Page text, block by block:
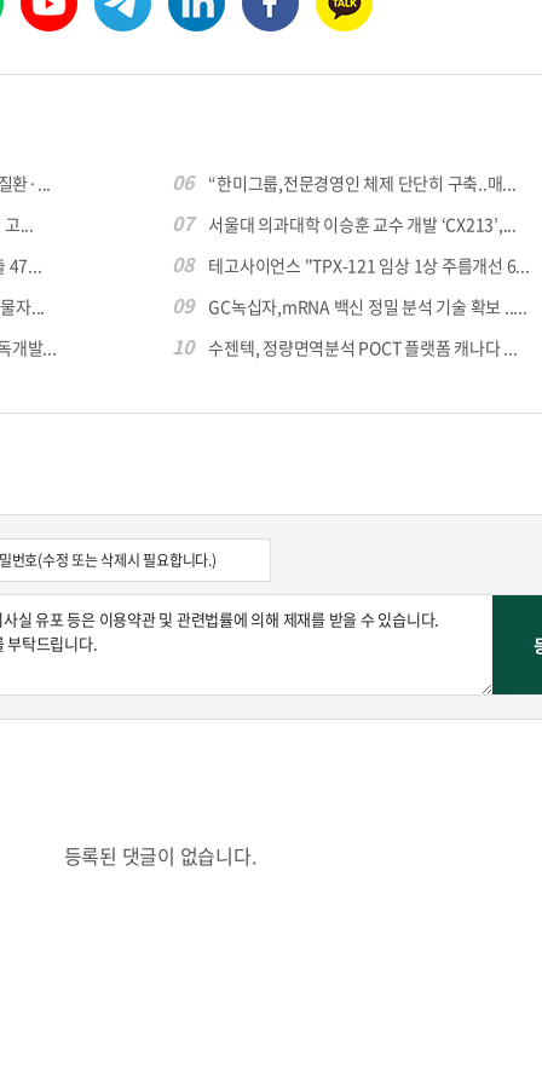
·...
...
자...
발...
06 “한미그룹,전문경영인 체제 단단히 구축..매...
07 서울대 의과대학 이승훈 교수 개발 ‘CX213’,...
08 테고사이언스 "TPX-121 임상 1상 주름개선 6...
09 GC녹십자,mRNA 백신 정밀 분석 기술 확보 .....
10 수젠텍, 정량면역분석 POCT 플랫폼 캐나다 ...
등록된 댓글이 없습니다.